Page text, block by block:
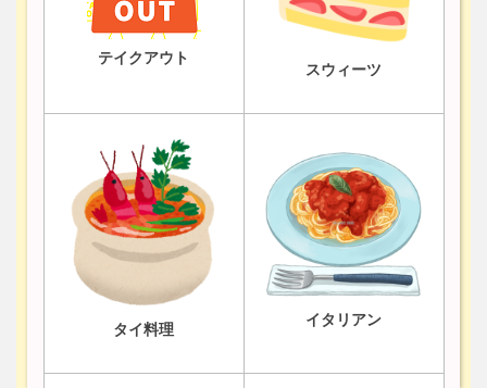
テイクアウト
スウィーツ
タイ料理
イタリアン